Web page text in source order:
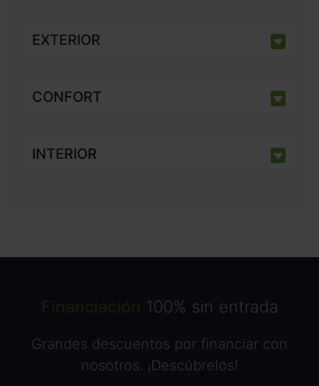
EXTERIOR
CONFORT
INTERIOR
Financiación 100% sin entrada
Grandes descuentos por financiar con
nosotros. ¡Descúbrelos!